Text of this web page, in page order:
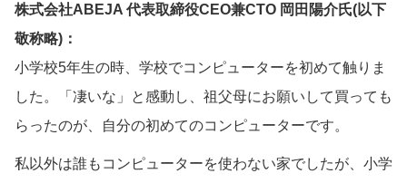
株式会社ABEJA 代表取締役CEO兼CTO 岡田陽介氏(以下
敬称略)：
小学校5年生の時、学校でコンピューターを初めて触りま
した。「凄いな」と感動し、祖父母にお願いして買っても
らったのが、自分の初めてのコンピューターです。
私以外は誰もコンピューターを使わない家でしたが、小学